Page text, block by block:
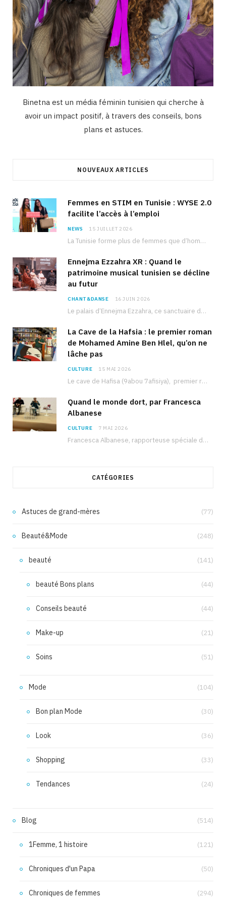
Binetna est un média féminin tunisien qui cherche à
avoir un impact positif, à travers des conseils, bons
plans et astuces.
NOUVEAUX ARTICLES
Femmes en STIM en Tunisie : WYSE 2.0
facilite l’accès à l’emploi
NEWS 15 JUILLET 2026
La Tunisie forme plus de femmes que d’hommes dans les filières scientifiques. Pourtant, pour beaucoup…
Ennejma Ezzahra XR : Quand le
patrimoine musical tunisien se décline
au futur
CHANT&DANSE 16 JUIN 2026
Le palais d’Ennejma Ezzahra, ce sanctuaire de la musique tunisienne et méditerranéenne construit par le…
La Cave de la Hafsia : le premier roman
de Mohamed Amine Ben Hlel, qu’on ne
lâche pas
CULTURE 15 MAI 2026
Le cave de Hafisa (9abou 7afisiya), premier roman du journaliste tunisien Mohamed Amine Ben Hlel,…
Quand le monde dort, par Francesca
Albanese
CULTURE 7 MAI 2026
Francesca Albanese, rapporteuse spéciale de l’ONU sur les territoires palestiniens occupés, était à Tunis pour…
CATÉGORIES
Astuces de grand-mères (77)
Beauté&Mode (248)
beauté (141)
beauté Bons plans (44)
Conseils beauté (44)
Make-up (21)
Soins (51)
Mode (104)
Bon plan Mode (30)
Look (36)
Shopping (33)
Tendances (24)
Blog (514)
1Femme, 1 histoire (121)
Chroniques d'un Papa (50)
Chroniques de femmes (294)